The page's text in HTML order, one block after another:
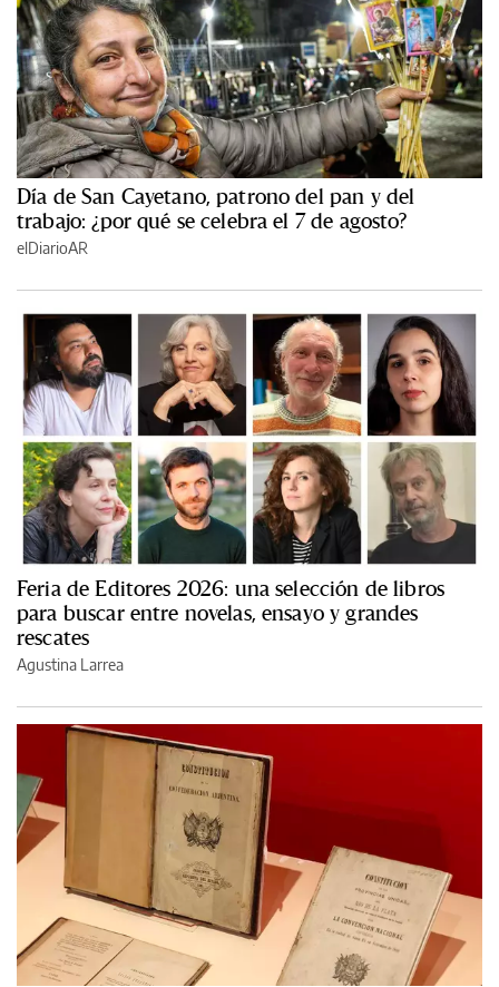
Día de San Cayetano, patrono del pan y del
trabajo: ¿por qué se celebra el 7 de agosto?
elDiarioAR
Feria de Editores 2026: una selección de libros
para buscar entre novelas, ensayo y grandes
rescates
Agustina Larrea